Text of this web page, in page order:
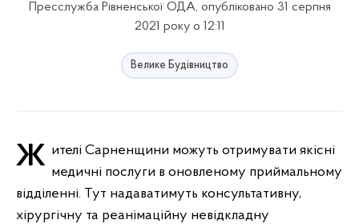
Пресслужба Рівненської ОДА, опубліковано 31 серпня
2021 року о 12:11
Велике Будівництво
Жителі Сарненщини можуть отримувати якісні медичні послуги в оновленому приймальному
відділенні. Тут надаватимуть консультативну,
хірургічну та реанімаційну невідкладну